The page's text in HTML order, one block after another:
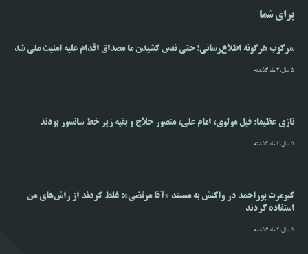
برای شما
سرکوب هرگونه اطلاع‌رسانی؛ حتی نفس کشیدن ما مصداق اقدام علیه امنیت ملی شد
5 سال،3 ماه گذشته
نازی عظیما: فیل مولوی، امام علی، منصور حلاج و بقیه زیر خط سانسور بودند
5 سال،3 ماه گذشته
کیومرث پوراحمد در واکنش به مستند «آقا مرتضی»: غلط کردند از راش‌های من
استفاده کردند
5 سال،4 ماه گذشته